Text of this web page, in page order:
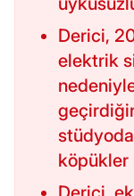
Derici,
elektrik
köpükler